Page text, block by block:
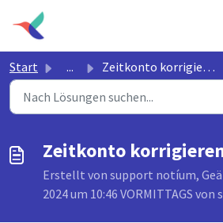
Zum hauptsächlichen Inhalt gehen
Start ... Zeitkonto korrigieren
Zeitkonto
Erstellt von support notíum,
2024 um 10:46 VORMITTAGS